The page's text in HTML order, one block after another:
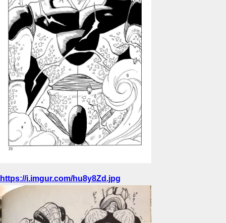
https://i.imgur.com/hu8y8Zd.jpg